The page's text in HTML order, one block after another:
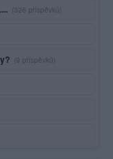
(326 příspěvků)
(9 příspěvků)